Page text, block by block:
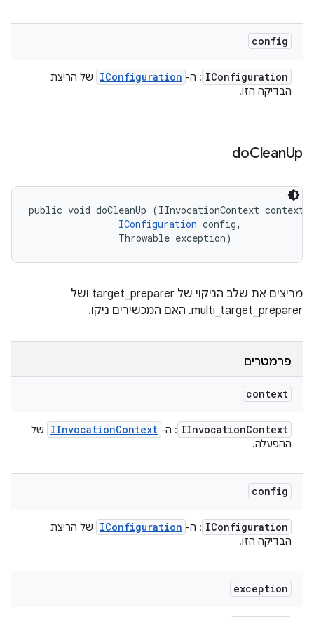
config
IConfiguration : ה- IConfiguration
של הריצת
הבדיקה הזו.
doCleanUp
public void doCleanUp (IInvocationContext
IConfiguration config,
                Throwable exception)
מריצים את שלב הניקוי של target_preparer ושל
multi_target_preparer. האם המכשירים ניקו.
פרמטרים
context
IInvocationContext : ה- IInvocationContext
של
ההפעלה.
config
IConfiguration : ה- IConfiguration
של הריצת
הבדיקה הזו.
exception